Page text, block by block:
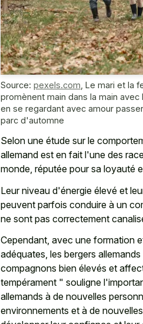
Source: pexels.com Le mari et la
promènent main dans la main
en se regardant avec amour
parc d'automne
Selon une étude sur le
allemand est en fait l'une des
monde, réputée pour sa loyauté
Leur niveau d'énergie élevé et
peuvent parfois conduire à un
ne sont pas correctement
Cependant, avec une formation
adéquates, les bergers
compagnons bien élevés et
tempérament " souligne
allemands à de nouvelles
environnements et à de